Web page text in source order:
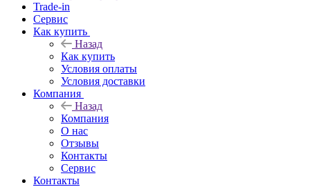
Trade-in
Сервис
Как купить
Назад
Как купить
Условия оплаты
Условия доставки
Компания
Назад
Компания
О нас
Отзывы
Контакты
Сервис
Контакты